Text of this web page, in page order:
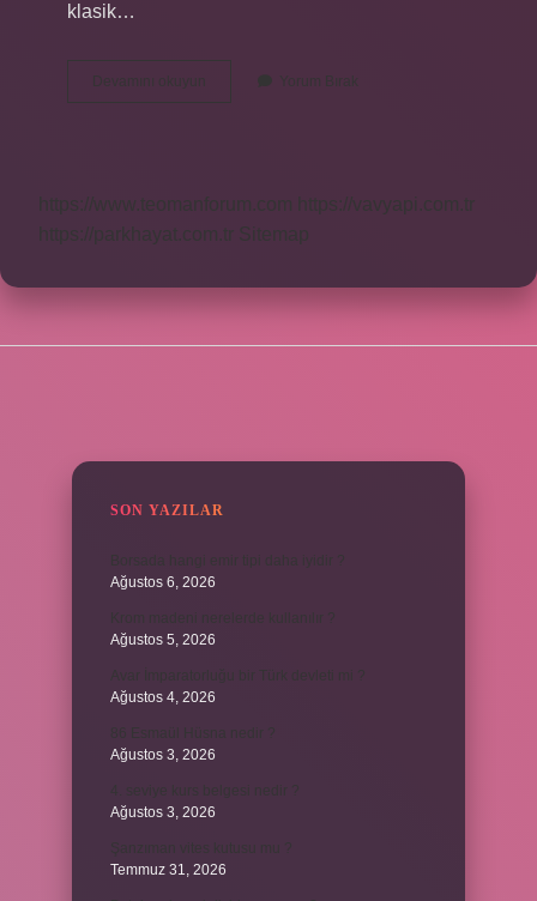
klasik…
Devamını okuyun
Pilavına
Yorum Bırak
https://www.teomanforum.com
https://vavyapi.com.tr
https://parkhayat.com.tr
Sitemap
SON YAZILAR
Ağustos 6, 2026
Ağustos 5, 2026
Ağustos 4, 2026
Ağustos 3, 2026
Ağustos 3, 2026
Temmuz 31, 2026